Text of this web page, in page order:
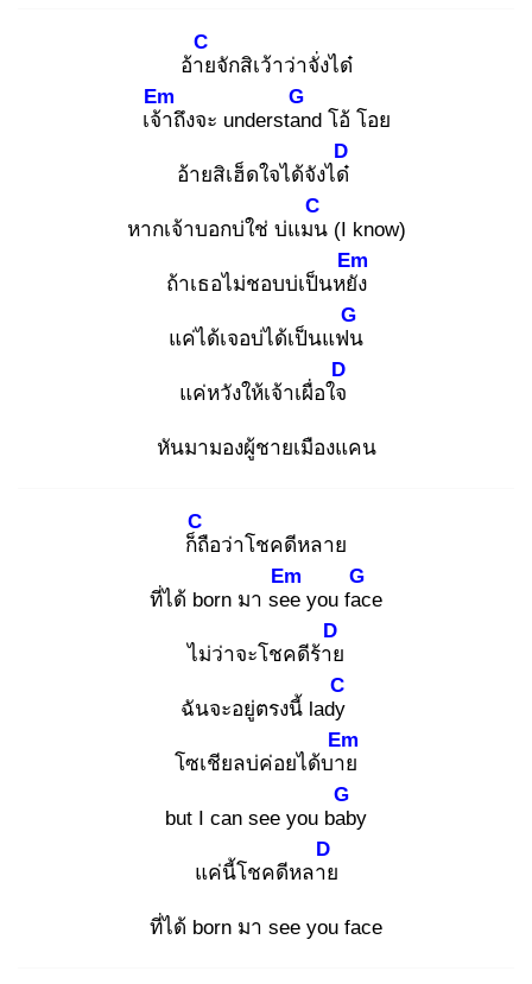
อ้าย
C
จักสิเว้าว่าจั่งได๋
เจ้า
Em
ถึงจะ understan
G
d โอ้ โอย
อ้ายสิเฮ็ดใจได้จังได๋
D
หากเจ้าบอกบ่ใช่ บ่แมน
C
(I know)
ถ้าเธอไม่ชอบบ่เป็นหยัง
Em
แค่ได้เจอบ่ได้เป็นแฟน
G
แค่หวังให้เจ้าเผื่อใจ
D
หันมามองผู้ชายเมืองแคน
ก็ถื
C
อว่าโชคดีหลาย
ที่ได้ born มา see
Em
you fac
G
e
ไม่ว่าจะโชคดีร้าย
D
ฉันจะอยู่ตรงนี้ lady
C
โซเชียลบ่ค่อยได้บาย
Em
but I can see you bab
G
y
แค่นี้โชคดีหลาย
D
ที่ได้ born มา see you face